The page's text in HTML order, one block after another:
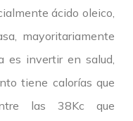
ácido oleico,
mayoritariamente
es invertir en salud,
tiene calorías que
las 38Kc que